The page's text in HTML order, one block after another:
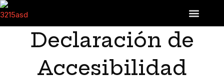
contenido
Ir
al
contenidoDeclaración de
Accesibilidad